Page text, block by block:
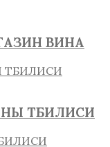
ВИНА
ТБИЛИСИ